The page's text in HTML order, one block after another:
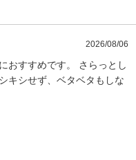
2026/08/06
おすすめです。 さらっとし
キシせず、ベタベタもしな